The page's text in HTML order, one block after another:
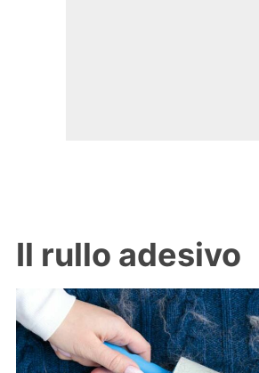
Il rullo adesivo